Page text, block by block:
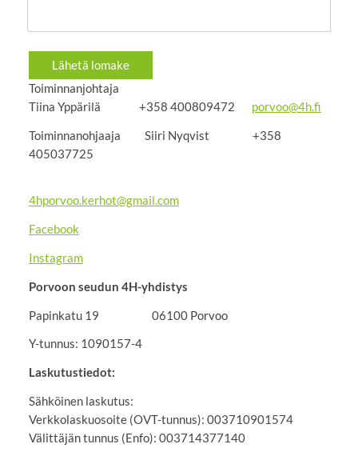
Toiminnanjohtaja
Tiina Yppärilä +358 400809472 porvoo@4h.fi
Toiminnanohjaaja Siiri Nyqvist +358
405037725
4hporvoo.kerhot@gmail.com
Facebook
Instagram
Porvoon seudun 4H-yhdistys
Papinkatu 19 06100 Porvoo
Y-tunnus: 1090157-4
Laskutustiedot:
Sähköinen laskutus:
Verkkolaskuosoite (OVT-tunnus): 003710901574
Välittäjän tunnus (Enfo): 003714377140
Lähetä lomake